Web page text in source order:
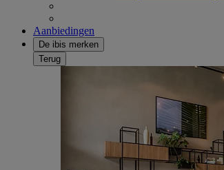
Aanbiedingen
De ibis merken
Terug